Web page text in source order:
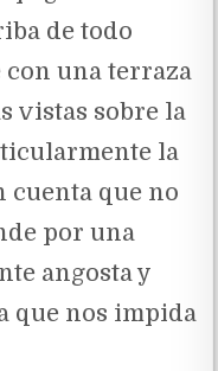
de todo
una terraza
vistas sobre la
la
cuenta que no
por una
angosta y
que nos impida